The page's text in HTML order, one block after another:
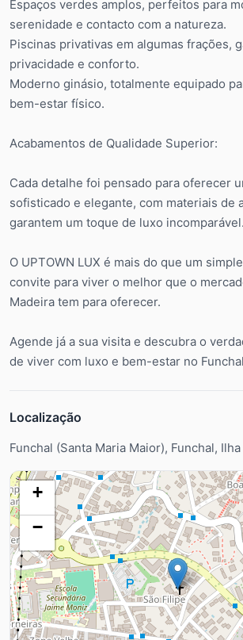
Espaços verdes amplos, perfeitos para
serenidade e contacto com a natureza.
Piscinas privativas em algumas frações,
privacidade e conforto.
Moderno ginásio, totalmente equipado
bem-estar físico.
Acabamentos de Qualidade Superior:
Cada detalhe foi pensado para oferecer
sofisticado e elegante, com materiais de
garantem um toque de luxo incomparável.
O UPTOWN LUX é mais do que um
convite para viver o melhor que o
Madeira tem para oferecer.
Agende já a sua visita e descubra o
de viver com luxo e bem-estar no
Localização
Funchal (Santa Maria Maior), Funchal,
+
−